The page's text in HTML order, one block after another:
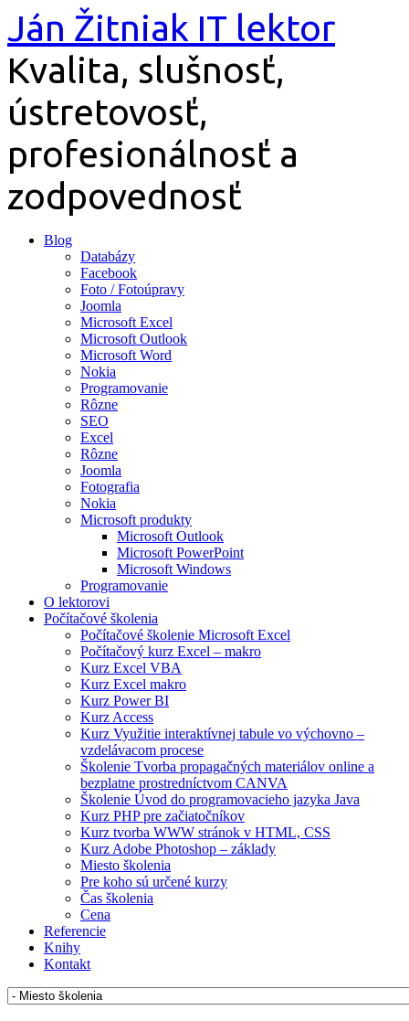
Preskočiť
na
obsah
Ján Žitniak IT lektor
Kvalita, slušnosť,
ústretovosť,
profesionálnosť a
zodpovednosť
Blog
Databázy
Facebook
Foto / Fotoúpravy
Joomla
Microsoft Excel
Microsoft Outlook
Microsoft Word
Nokia
Programovanie
Rôzne
SEO
Excel
Rôzne
Joomla
Fotografia
Nokia
Microsoft produkty
Microsoft Outlook
Microsoft PowerPoint
Microsoft Windows
Programovanie
O lektorovi
Počítačové školenia
Počítačové školenie Microsoft Excel
Počítačový kurz Excel – makro
Kurz Excel VBA
Kurz Excel makro
Kurz Power BI
Kurz Access
Kurz Využitie interaktívnej tabule vo výchovno –
vzdelávacom procese
Školenie Tvorba propagačných materiálov online a
bezplatne prostredníctvom CANVA
Školenie Úvod do programovacieho jazyka Java
Kurz PHP pre začiatočníkov
Kurz tvorba WWW stránok v HTML, CSS
Kurz Adobe Photoshop – základy
Miesto školenia
Pre koho sú určené kurzy
Čas školenia
Cena
Referencie
Knihy
Kontakt